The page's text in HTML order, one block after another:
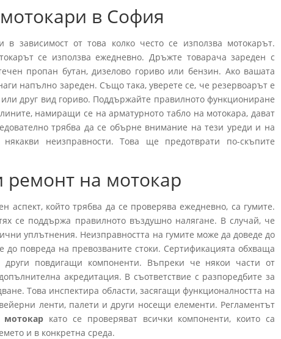
в София
зависимост от това колко често се използва мотокарът.
се използва ежедневно. Дръжте товарача зареден с
пропан бутан, дизелово гориво или бензин. Ако вашата
напълно зареден. Също така, уверете се, че резервоарът е
друг вид гориво. Поддържайте правилното функциониране
намиращи се на арматурното табло на мотокара, дават
трябва да се обърне внимание на тези уреди и на
неизправности. Това ще предотврати по-скъпите
на мотокар
аспект, който трябва да се проверява ежедневно, са гумите.
се поддържа правилното въздушно налягане. В случай, че
уплътнения. Неизправността на гумите може да доведе до
до повреда на превозваните стоки. Сертификацията обхваща
други повдигащи компоненти. Въпреки че някои части от
акредитация. В съответствие с разпоредбите за
Това инспектира области, засягащи функционалността на
ленти, палети и други носещи елементи. Регламентът
мотокар като се проверяват всички компоненти, които са
и в конкретна среда.